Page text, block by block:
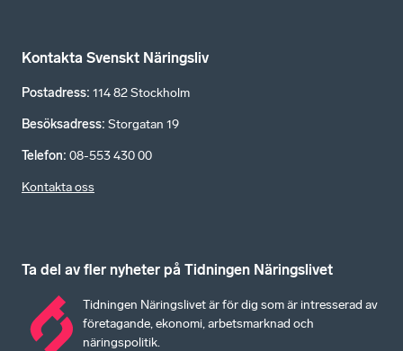
Kontakta Svenskt Näringsliv
Postadress: 114 82 Stockholm
Besöksadress: Storgatan 19
Telefon: 08-553 430 00
Kontakta oss
Ta del av fler nyheter på Tidningen Näringslivet
Tidningen Näringslivet är för dig som är intresserad av
företagande, ekonomi, arbetsmarknad och
näringspolitik.